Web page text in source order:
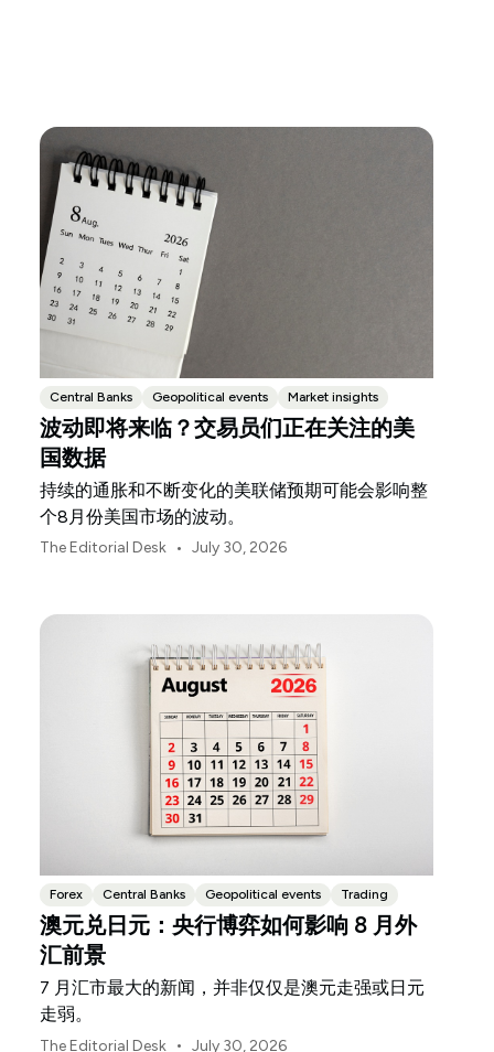
Central Banks Geopolitical events Market insights
波动即将来临？交易员们正在关注的美
国数据
持续的通胀和不断变化的美联储预期可能会影响整
个8月份美国市场的波动。
The Editorial Desk • July 30, 2026
Forex Central Banks Geopolitical events Trading
澳元兑日元：央行博弈如何影响 8 月外
汇前景
7 月汇市最大的新闻，并非仅仅是澳元走强或日元
走弱。
The Editorial Desk • July 30, 2026